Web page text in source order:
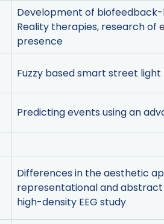
Development of
Reality therapies, research of
presence
Fuzzy based smart street light
Predicting events using an
Differences in the aesthetic
representational and abstract
high-density EEG study